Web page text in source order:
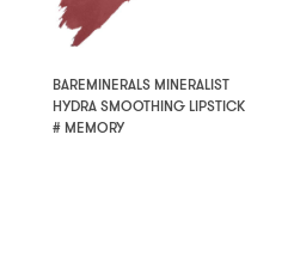
BAREMINERALS MINERALIST
HYDRA SMOOTHING LIPSTICK
# MEMORY